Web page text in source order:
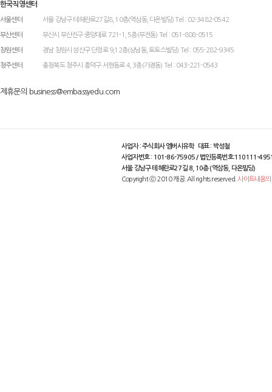
한국직영센터
서울센터 서울 강남구 테헤란로27길8, 10층(역삼동, 다온빌딩) Tel : 02-3482-0542
부산센터 부산시 부산진구 중앙대로 721-1, 5층(부전동) Tel : 051-808-0515
창원센터 경남 창원시 성산구 단정로 9,12층(상남동, 토토스빌딩) Tel : 055-282-9345
청주센터 충청북도 청주시 흥덕구 서현동로 4, 3층(가경동) Tel : 043-221-0543
제휴문의 business@embassyedu.com
사업자 : 주식회사 엠버시유학 대표 : 박성철
사업자번호 : 101-86-75905 / 법인등록번호:110111-
서울 강남구 테헤란로27길 8, 10층 (역삼동, 다온빌딩)
Copyright ⓒ 2010 캐공. All rights reserved.사이트내용